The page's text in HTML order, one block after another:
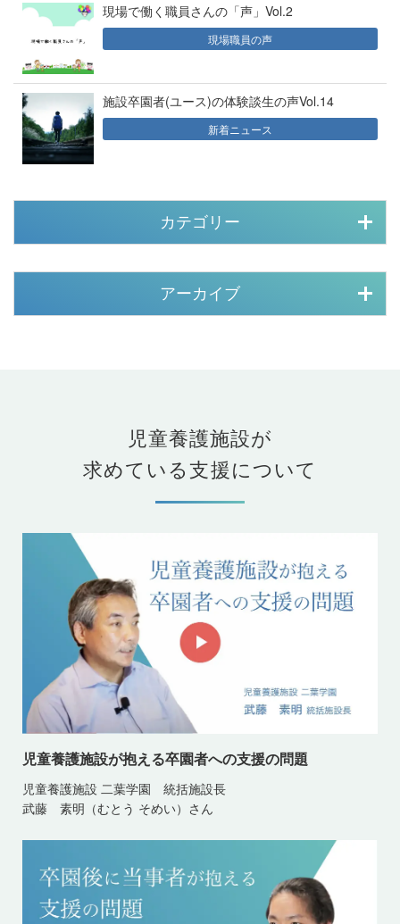
現場で働く職員さんの「声」Vol.2
現場職員の声
施設卒園者(ユース)の体験談生の声Vol.14
新着ニュース
カテゴリー
アーカイブ
児童養護施設が
求めている支援について
児童養護施設が抱える卒園者への支援の問題
児童養護施設 二葉学園 統括施設長
武藤 素明（むとう そめい）さん